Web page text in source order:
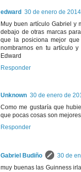
edward 30 de enero de
Muy buen artículo Gabriel y
debajo de otras marcas
que la posiciona mejor
nombrarnos en tu artículo
Edward
Responder
Unknown 30 de enero de
Como me gustaría que
que pocas cosas son
Responder
Gabriel Budiño
30 de
muy buenas las Guinness